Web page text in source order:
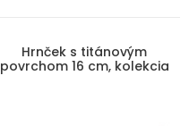
Hrnček s titánovým
povrchom 16 cm, kolekcia